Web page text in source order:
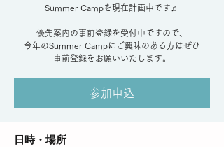
Summer Campを現在計画中です♬
優先案内の事前登録を受付中ですので、
今年のSummer Campにご興味のある方はぜひ
事前登録をお願いいたします。
参加申込
日時・場所